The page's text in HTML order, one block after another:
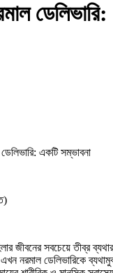
একটি সম্ভাবনা
জীবনের সবচেয়ে তীব্র
এখন নরমাল ডেলিভারিকে